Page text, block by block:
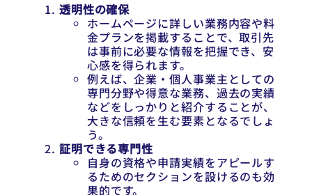
透明性の確保
ホームページに詳しい業務内容や料
金プランを掲載することで、取引先
は事前に必要な情報を把握でき、安
心感を得られます。
例えば、企業・個人事業主としての
専門分野や得意な業務、過去の実績
などをしっかりと紹介することが、
大きな信頼を生む要素となるでしょ
う。
証明できる専門性
自身の資格や申請実績をアピールす
るためのセクションを設けるのも効
果的です。